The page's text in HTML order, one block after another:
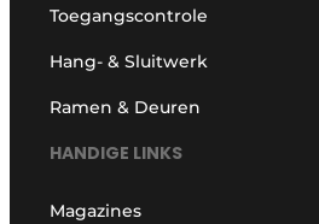
Toegangscontrole
Hang- & Sluitwerk
Ramen & Deuren
HANDIGE LINKS
Magazines